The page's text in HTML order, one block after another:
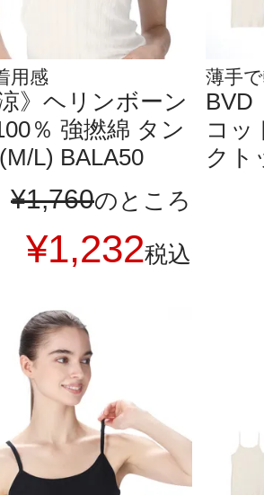
用感
》ヘリンボーン
％ 強撚綿 タン
L) BALA50
¥1,760のところ
¥1,232税込
薄手
BVD
コッ
クト